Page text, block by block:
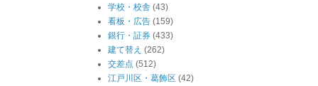
学校・校舎 (43)
看板・広告 (159)
銀行・証券 (433)
建て替え (262)
交差点 (512)
江戸川区・葛飾区 (42)